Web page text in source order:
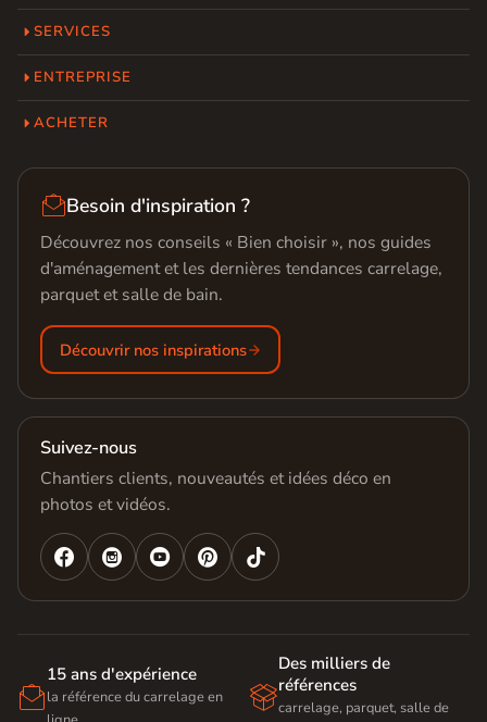
SERVICES
ENTREPRISE
ACHETER
Besoin d'inspiration ?
Découvrez nos conseils « Bien choisir », nos guides
d'aménagement et les dernières tendances carrelage,
parquet et salle de bain.
Découvrir nos inspirations
Suivez-nous
Chantiers clients, nouveautés et idées déco en
photos et vidéos.
   

15 ans d'expérience
la référence du carrelage en

Des milliers de
références
carrelage, parquet, salle de